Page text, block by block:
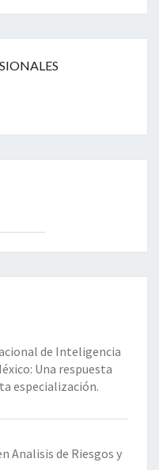
de Inteligencia
Una respuesta
especialización.
Analisis de Riesgos y